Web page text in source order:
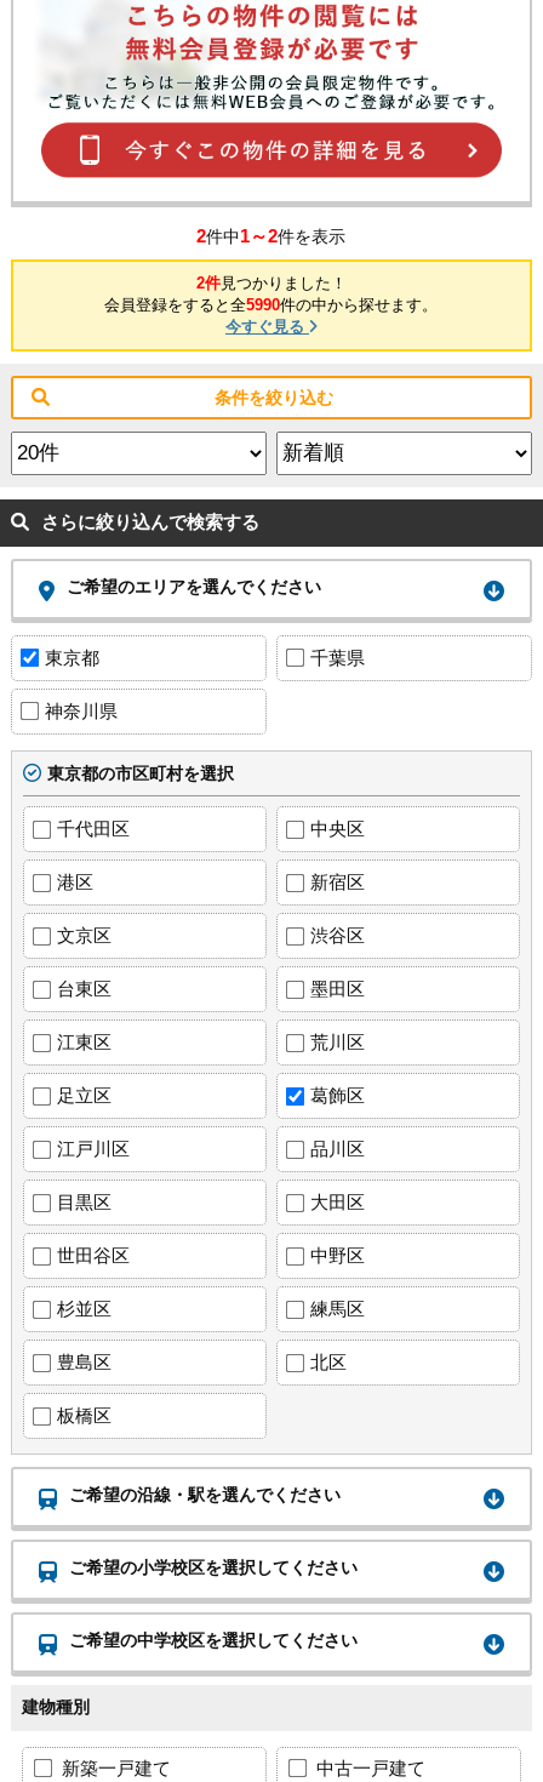
2件中1～2件を表示
2件見つかりました！
会員登録をすると全5990件の中から探せます。
今すぐ見る
条件を絞り込む
さらに絞り込んで検索する
ご希望のエリアを選んでください
東京都 千葉県
神奈川県
東京都の市区町村を選択
千代田区 中央区
港区 新宿区
文京区 渋谷区
台東区 墨田区
江東区 荒川区
足立区 葛飾区
江戸川区 品川区
目黒区 大田区
世田谷区 中野区
杉並区 練馬区
豊島区 北区
板橋区
ご希望の沿線・駅を選んでください
ご希望の小学校区を選択してください
ご希望の中学校区を選択してください
建物種別
新築一戸建て 中古一戸建て